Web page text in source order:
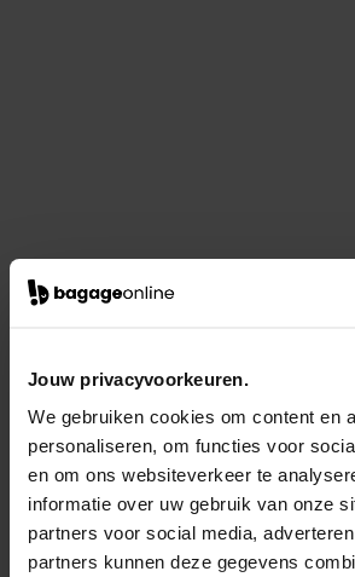
Jouw privacyvoorkeuren.
We gebruiken cookies om content en
personaliseren, om functies voor
en om ons websiteverkeer te
informatie over uw gebruik van onze
partners voor social media,
partners kunnen deze gegevens